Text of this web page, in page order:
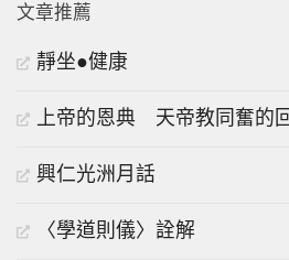
文章推薦
靜坐●健康
上帝的恩典 天帝教同奮的
興仁光洲月話
〈學道則儀〉詮解